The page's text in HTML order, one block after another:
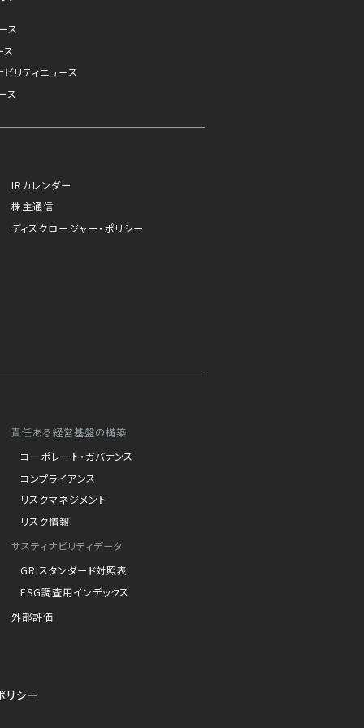
ス
ス
リティニュース
ス
IRカレンダー
株主通信
ディスクロージャー・ポリシー
責任ある経営基盤の構築
コーポレート・ガバナンス
コンプライアンス
リスクマネジメント
リスク情報
サスティナビリティデータ
GRIスタンダード対照表
ESG調査用インデックス
外部評価
リシー